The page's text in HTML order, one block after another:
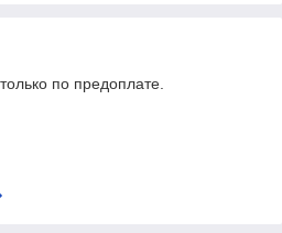
по предоплате.